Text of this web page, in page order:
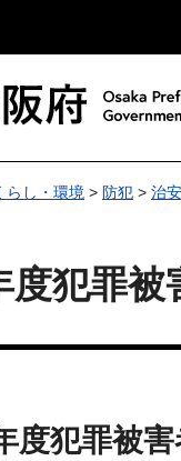
らし・環境 > 防犯 > 治
度犯罪被
度犯罪被